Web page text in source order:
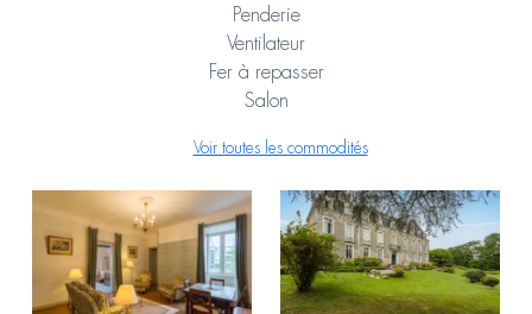
Penderie
Ventilateur
Fer à repasser
Salon
Voir toutes les commodités